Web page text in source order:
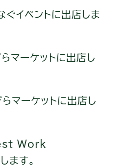
ぐイベントに出店しま
マーケットに出店し
マーケットに出店し
Work
す。